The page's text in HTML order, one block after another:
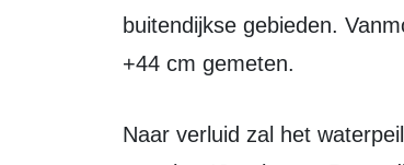
buitendijkse gebieden.
+44 cm gemeten.
Naar verluid zal het waterpeil dalen, aangezien er water kan worden afgevoerd